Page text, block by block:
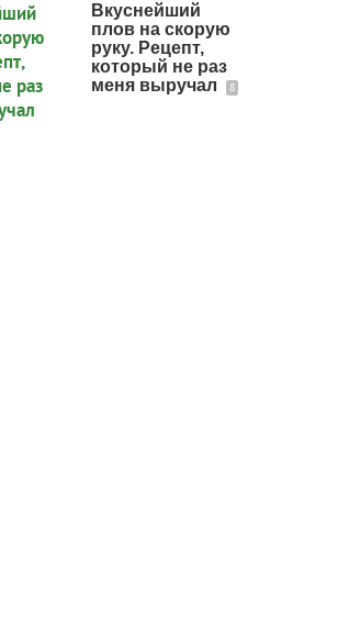
Вкуснейший
плов на скорую
руку. Рецепт,
который не раз
меня выручал
8